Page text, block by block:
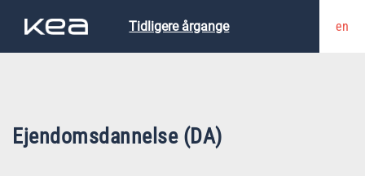
Tidligere årgange en
Ejendomsdannelse (DA)